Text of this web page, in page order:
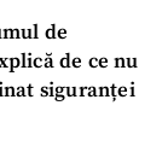
de
de ce nu
siguranței